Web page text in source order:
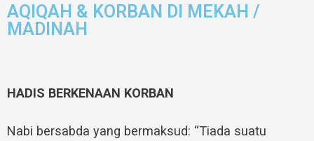
AQIQAH & KORBAN DI MEKAH /
MADINAH
HADIS BERKENAAN KORBAN
Nabi bersabda yang bermaksud: “Tiada suatu